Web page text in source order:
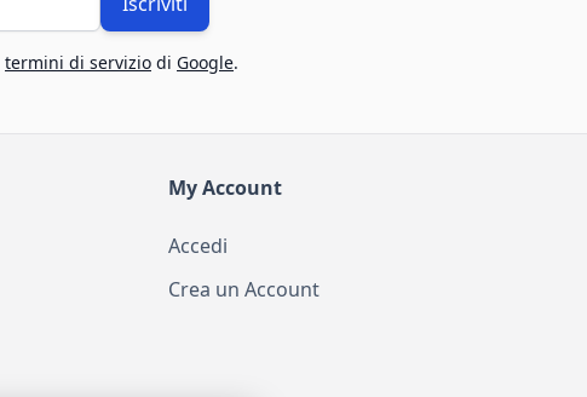
termini di servizio di Google.
My Account
Accedi
Crea un Account